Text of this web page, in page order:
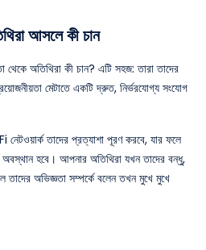
আসলে কী চান
অতিথিরা কী চান? এটি সহজ: তারা তাদের
মেটাতে একটি দ্রুত, নির্ভরযোগ্য সংযোগ
তাদের প্রত্যাশা পূরণ করবে, যার ফলে
হবে। আপনার অতিথিরা যখন তাদের বন্ধু,
তাদের অভিজ্ঞতা সম্পর্কে বলেন তখন মুখে মুখে